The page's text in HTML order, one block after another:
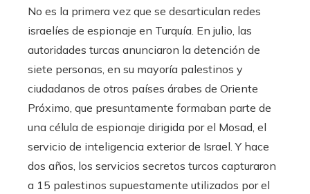
No es la primera vez que se desarticulan redes
israelíes de espionaje en Turquía. En julio, las
autoridades turcas anunciaron la detención de
siete personas, en su mayoría palestinos y
ciudadanos de otros países árabes de Oriente
Próximo, que presuntamente formaban parte de
una célula de espionaje dirigida por el Mosad, el
servicio de inteligencia exterior de Israel. Y hace
dos años, los servicios secretos turcos capturaron
a 15 palestinos supuestamente utilizados por el